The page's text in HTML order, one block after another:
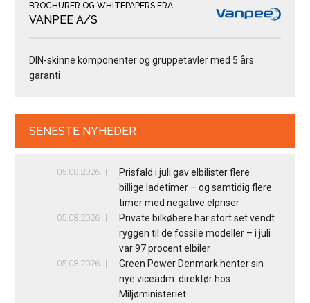
BROCHURER OG WHITEPAPERS FRA
VANPEE A/S
DIN-skinne komponenter og gruppetavler med 5 års
garanti
SENESTE NYHEDER
05.08.2026
Prisfald i juli gav elbilister flere
billige ladetimer – og samtidig flere
timer med negative elpriser
05.08.2026
Private bilkøbere har stort set vendt
ryggen til de fossile modeller – i juli
var 97 procent elbiler
05.08.2026
Green Power Denmark henter sin
nye viceadm. direktør hos
Miljøministeriet